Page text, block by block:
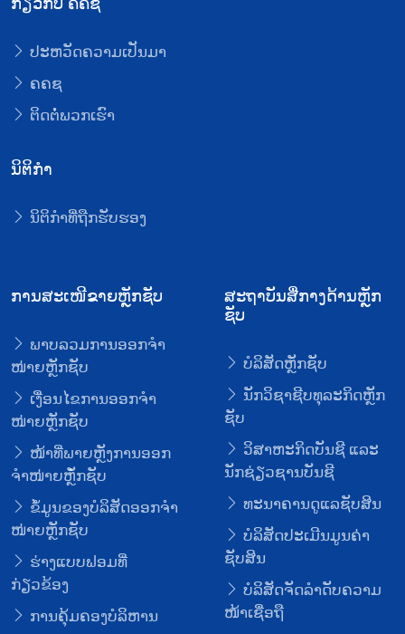
ກ່ຽວກັບ ຄຄຊ
ປະຫວັດຄວາມເປັນມາ
ຄຄຊ
ຕິດຕໍ່ພວກເຮົາ
ນິຕິກໍາ
ນິຕິກໍາທີ່ຖືກຮັບຮອງ
ການສະເໜີຂາຍຫຼັກຊັບ
ພາບລວມການອອກຈໍາ
ໜ່າຍຫຼັກຊັບ
ເງື່ອນໄຂການອອກຈໍາ
ໜ່າຍຫຼັກຊັບ
ໜ້າທີ່ພາຍຫຼັງການອອກ
ຈໍາໜ່າຍຫຼັໍກຊັບ
ຂໍ້ມູນຂອງບໍລິສັດອອກຈໍາ
ໜ່າຍຫຼັກຊັບ
ຮ່າງແບບຟອມທີ່
ກ່ຽວຂ້ອງ
ການຄຸ້ມຄອງບໍລິຫານ
ສະຖາບັນສື່ກາງດ້ານຫຼັກ
ຊັບ
ບໍລິສັດຫຼັກຊັບ
ນັກວິຊາຊີບທຸລະກິດຫຼັກ
ຊັບ
ວິສາຫະກິດບັນຊີ ແລະ
ນັກຊ່ຽວຊານບັນຊີ
ທະນາຄານດູແລຊັບສິນ
ບໍລິສັດປະເມີນມູນຄ່າ
ຊັບສິນ
ບໍລິສັດຈັດລໍາດັບຄວາມ
ໜ້າເຊື່ອຖື